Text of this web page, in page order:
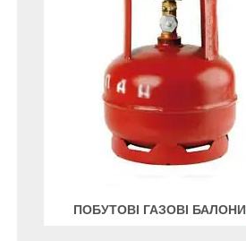
ПОБУТОВІ ГАЗОВІ БАЛОНИ